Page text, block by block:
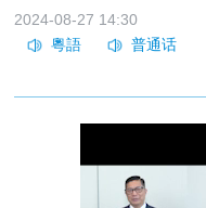
2024-08-27 14:30